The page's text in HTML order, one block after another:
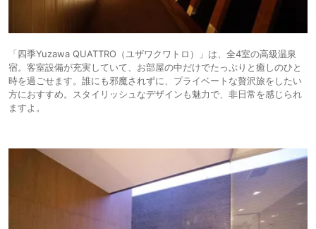
「四季Yuzawa QUATTRO（ユザワクワトロ）」は、全4室の高級温泉
宿。客室設備が充実していて、お部屋の中だけでたっぷりと癒しのひと
時を過ごせます。誰にも邪魔されずに、プライベートな贅沢旅をしたい
方におすすめ。スタイリッシュなデザインも魅力で、非日常を感じられ
ますよ。